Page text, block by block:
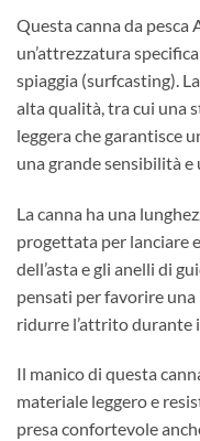
Questa canna da pesca
un’attrezzatura
spiaggia (surfcasting).
alta qualità, tra cui una
leggera che garantisce
una grande sensibilità
La canna ha una
progettata per lanciare
dell’asta e gli anelli di
pensati per favorire
ridurre l’attrito durante
Il manico di questa
materiale leggero e
presa confortevole